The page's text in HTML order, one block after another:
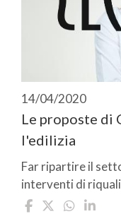
14/04/2020
Le proposte di
l'edilizia
Far ripartire il
interventi di